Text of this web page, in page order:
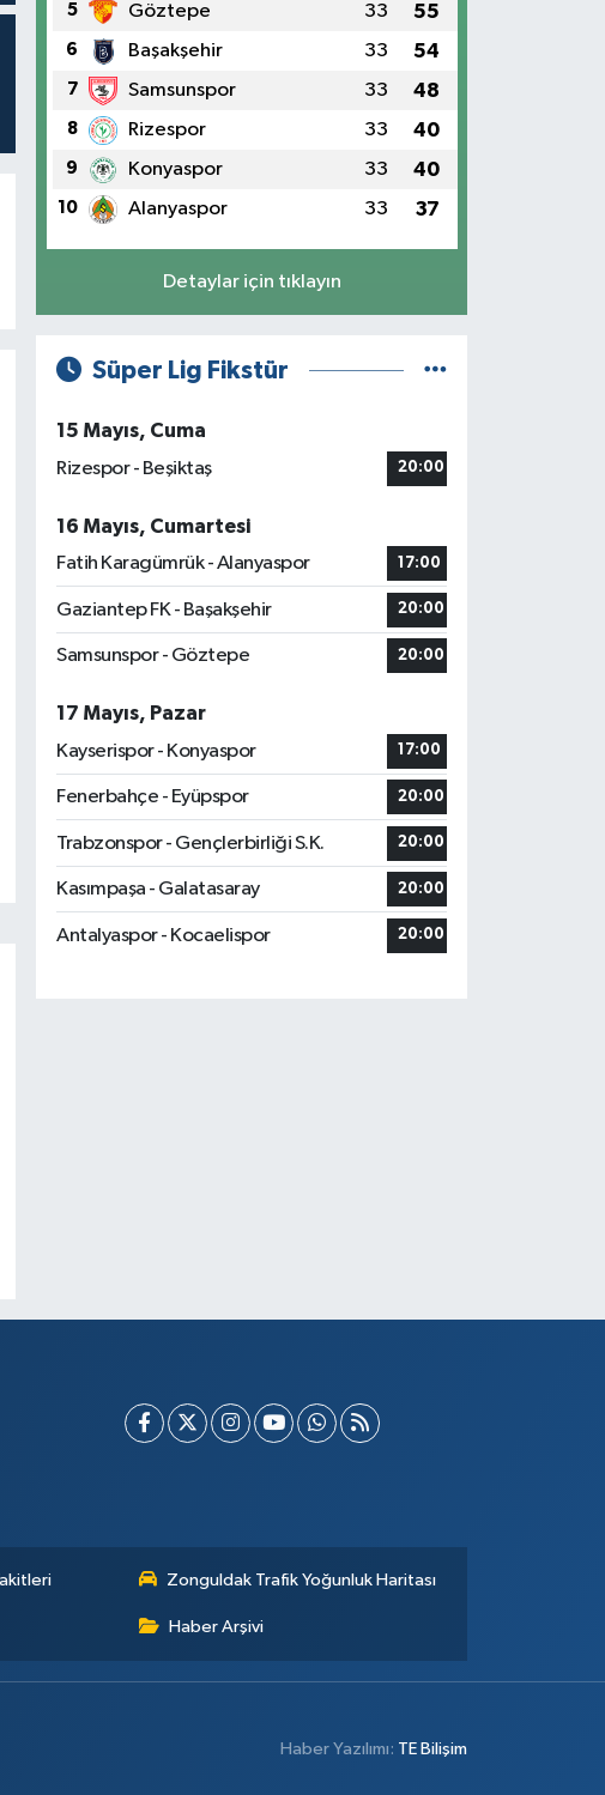
5 Göztepe 33 55
6 Başakşehir 33 54
7 Samsunspor 33 48
8 Rizespor 33 40
9 Konyaspor 33 40
10 Alanyaspor 33 37
Detaylar için tıklayın
Süper Lig Fikstür
15 Mayıs, Cuma
Rizespor - Beşiktaş
20:00
16 Mayıs, Cumartesi
Fatih Karagümrük - Alanyaspor
17:00
Gaziantep FK - Başakşehir 20:00
Samsunspor - Göztepe 20:00
17 Mayıs, Pazar
Kayserispor - Konyaspor
17:00
Fenerbahçe - Eyüpspor 20:00
Trabzonspor - Gençlerbirliği S.K. 20:00
Kasımpaşa - Galatasaray 20:00
Antalyaspor - Kocaelispor 20:00
Zonguldak Trafik Yoğunluk Haritası
Haber Arşivi
Haber Yazılımı: TE Bilişim